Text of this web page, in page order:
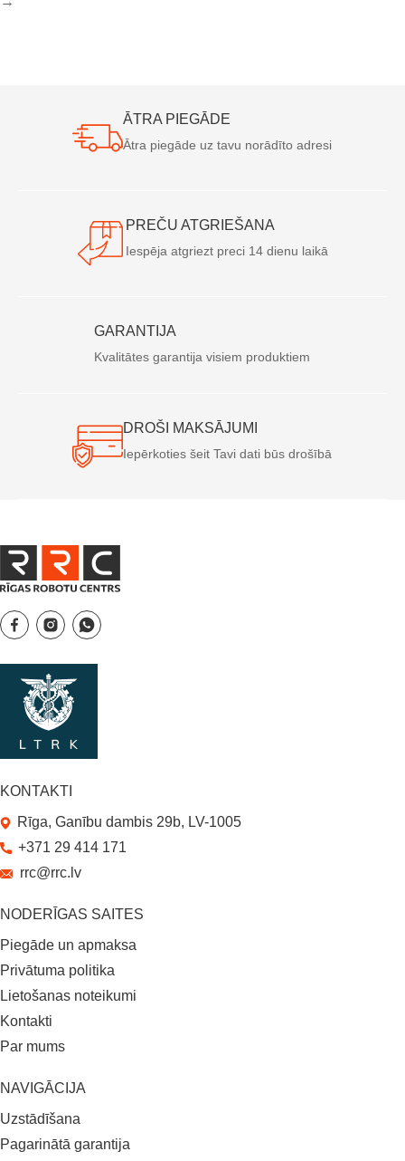
ĀTRA PIEGĀDE
Ātra piegāde uz tavu norādīto adresi
PREČU ATGRIEŠANA
Iespēja atgriezt preci 14 dienu laikā
GARANTIJA
Kvalitātes garantija visiem produktiem
DROŠI MAKSĀJUMI
Iepērkoties šeit Tavi dati būs drošībā
NAVIGĀCIJA
Uzstādīšana
Pagarinātā garantija
NODERĪGAS SAITES
Piegāde un apmaksa
Privātuma politika
Lietošanas noteikumi
Kontakti
Par mums
KONTAKTI
Rīga, Ganību dambis 29b, LV-1005
+371 29 414 171
rrc@rrc.lv